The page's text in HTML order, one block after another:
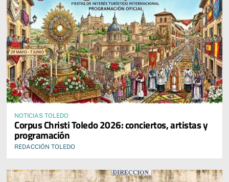
NOTICIAS TOLEDO
Corpus Christi Toledo 2026: conciertos, artistas y
programación
REDACCIÓN TOLEDO